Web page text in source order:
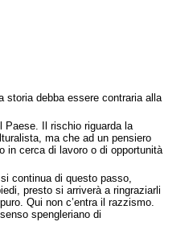
storia debba essere contraria alla
Paese. Il rischio riguarda la
ma che ad un pensiero
in cerca di lavoro o di opportunità
continua di questo passo,
presto si arriverà a ringraziarli
Qui non c’entra il razzismo.
spengleriano di